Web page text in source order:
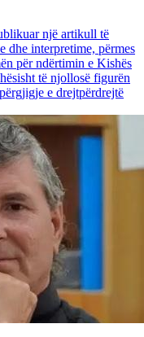
një artikull të
dhe interpretime, përmes
për ndërtimin e Kishës
të njollosë figurën
e drejtpërdrejtë